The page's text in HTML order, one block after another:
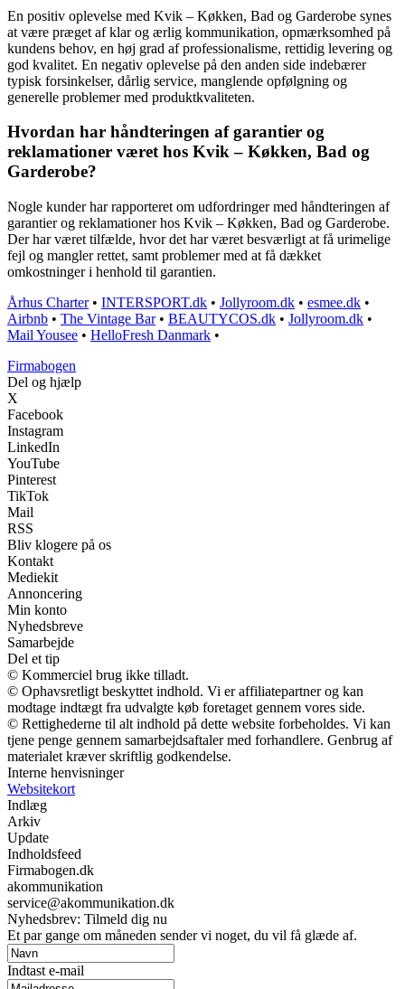
En positiv oplevelse med Kvik – Køkken, Bad og Garderobe synes
at være præget af klar og ærlig kommunikation, opmærksomhed på
kundens behov, en høj grad af professionalisme, rettidig levering og
god kvalitet. En negativ oplevelse på den anden side indebærer
typisk forsinkelser, dårlig service, manglende opfølgning og
generelle problemer med produktkvaliteten.
Hvordan har håndteringen af garantier og
reklamationer været hos Kvik – Køkken, Bad og
Garderobe?
Nogle kunder har rapporteret om udfordringer med håndteringen af
garantier og reklamationer hos Kvik – Køkken, Bad og Garderobe.
Der har været tilfælde, hvor det har været besværligt at få urimelige
fejl og mangler rettet, samt problemer med at få dækket
omkostninger i henhold til garantien.
Århus Charter• INTERSPORT.dk • Jollyroom.dk • esmee.dk •
Airbnb • The Vintage Bar• BEAUTYCOS.dk • Jollyroom.dk •
Mail Yousee • HelloFresh Danmark •
Firmabogen
Del og hjælp
X
Facebook
Instagram
LinkedIn
YouTube
Pinterest
TikTok
Mail
RSS
Bliv klogere på os
Kontakt
Mediekit
Annoncering
Min konto
Nyhedsbreve
Samarbejde
Del et tip
© Kommerciel brug ikke tilladt.
© Ophavsretligt beskyttet indhold. Vi er affiliatepartner og kan
modtage indtægt fra udvalgte køb foretaget gennem vores side.
© Rettighederne til alt indhold på dette website forbeholdes. Vi kan
tjene penge gennem samarbejdsaftaler med forhandlere. Genbrug af
materialet kræver skriftlig godkendelse.
Interne henvisninger
Websitekort
Indlæg
Arkiv
Update
Indholdsfeed
Firmabogen.dk
akommunikation
service@akommunikation.dk
Nyhedsbrev: Tilmeld dig nu
Et par gange om måneden sender vi noget, du vil få glæde af.
Indtast e-mail